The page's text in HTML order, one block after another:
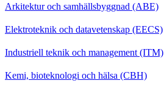
Arkitektur och samhällsbyggnad (ABE)
Elektroteknik och datavetenskap (EECS)
Industriell teknik och management (ITM)
Kemi, bioteknologi och hälsa (CBH)